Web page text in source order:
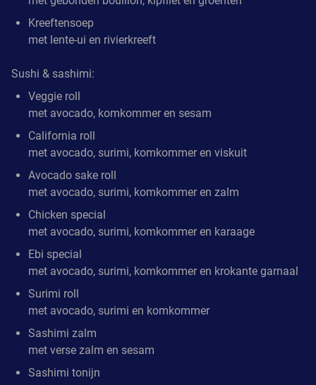
Kreeftensoep
met lente-ui en rivierkreeft
Sushi & sashimi:
Veggie roll
met avocado, komkommer en sesam
California roll
met avocado, surimi, komkommer en viskuit
Avocado sake roll
met avocado, surimi, komkommer en zalm
Chicken special
met avocado, surimi, komkommer en karaage
Ebi special
met avocado, surimi, komkommer en krokante garnaal
Surimi roll
met avocado, surimi en komkommer
Sashimi zalm
met verse zalm en sesam
Sashimi tonijn